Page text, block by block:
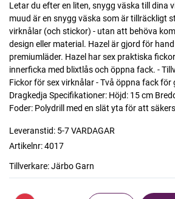
Letar du efter en liten, snygg väska till dina
muud är en snygg väska som är tillräckligt
virknålar (och stickor) - utan att behöva
design eller material. Hazel är gjord för
premiumläder. Hazel har sex praktiska
innerficka med blixtlås och öppna fack. -
Fickor för sex virknålar - Två öppna fack för
Dragkedja Specifikationer: Höjd: 15 cm
Foder: Polydrill med en slät yta för att
Leveranstid: 5-7 VARDAGAR
Artikelnr:4017
Tillverkare:Järbo Garn